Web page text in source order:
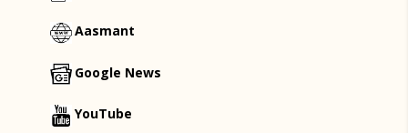
Aasmant
Google News
YouTube